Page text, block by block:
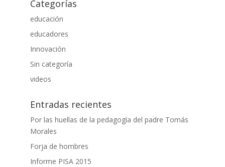
Categorías
educación
educadores
Innovación
Sin categoría
videos
Entradas recientes
Por las huellas de la pedagogía del padre Tomás
Morales
Forja de hombres
Informe PISA 2015